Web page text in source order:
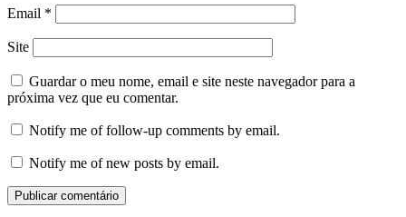
Email *
Site
Guardar o meu nome, email e site neste navegador para a
próxima vez que eu comentar.
Notify me of follow-up comments by email.
Notify me of new posts by email.